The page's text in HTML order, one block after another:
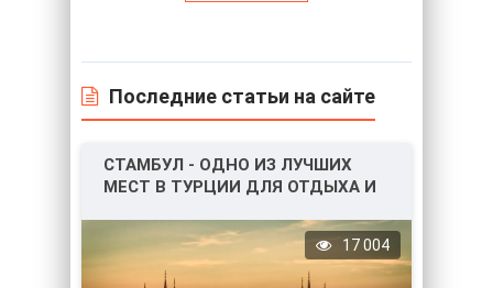
Последние статьи на сайте
СТАМБУЛ - ОДНО ИЗ ЛУЧШИХ
МЕСТ В ТУРЦИИ ДЛЯ ОТДЫХА И
17 004